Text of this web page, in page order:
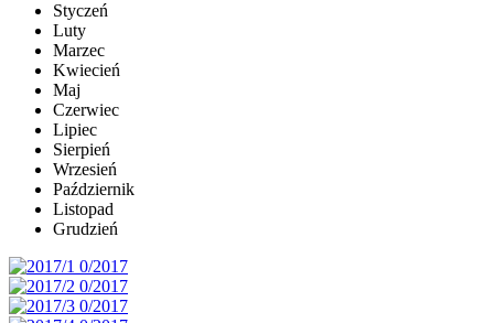
Styczeń
Luty
Marzec
Kwiecień
Maj
Czerwiec
Lipiec
Sierpień
Wrzesień
Październik
Listopad
Grudzień